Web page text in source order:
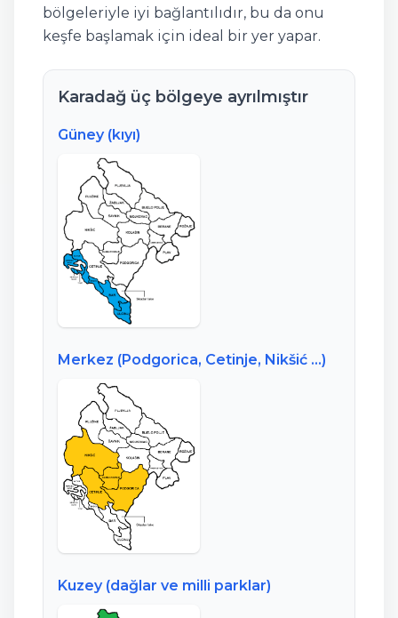
bölgeleriyle iyi bağlantılıdır, bu da onu
keşfe başlamak için ideal bir yer yapar.
Karadağ üç bölgeye ayrılmıştır
Güney (kıyı)
Merkez (Podgorica, Cetinje, Nikšić …)
Kuzey (dağlar ve milli parklar)